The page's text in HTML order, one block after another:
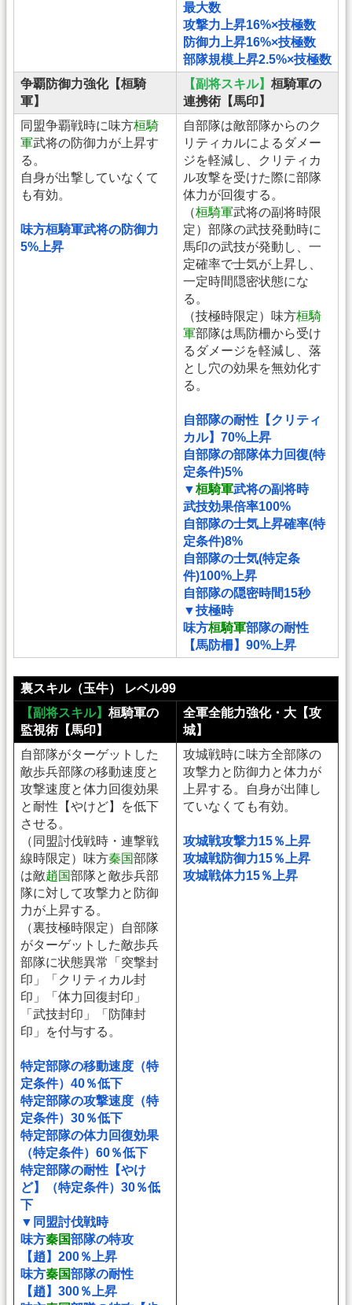
最大数
攻撃力上昇16%×技極数
防御力上昇16%×技極数
部隊規模上昇2.5%×技極数
争覇防御力強化【桓騎
軍】
【副将スキル】 桓騎軍の
連携術【馬印】
同盟争覇戦時に味方桓騎
軍武将の防御力が上昇す
る。
自身が出撃していなくて
も有効。
味方桓騎軍武将の防御力
5%上昇
自部隊は敵部隊からのク
リティカルによるダメー
ジを軽減し、クリティカ
ル攻撃を受けた際に部隊
体力が回復する。
（桓騎軍武将の副将時限
定）部隊の武技発動時に
馬印の武技が発動し、一
定確率で士気が上昇し、
一定時間隠密状態にな
る。
（技極時限定）味方桓騎
軍部隊は馬防柵から受け
るダメージを軽減し、落
とし穴の効果を無効化す
る。
自部隊の耐性【クリティ
カル】70%上昇
自部隊の部隊体力回復(特
定条件)5%
▼桓騎軍武将の副将時
武技効果倍率100%
自部隊の士気上昇確率(特
定条件)8%
自部隊の士気(特定条
件)100%上昇
自部隊の隠密時間15秒
▼技極時
味方桓騎軍部隊の耐性
【馬防柵】90%上昇
裏スキル（玉牛） レベル99
【副将スキル】 桓騎軍の
監視術【馬印】
全軍全能力強化・大【攻
城】
自部隊がターゲットした
敵歩兵部隊の移動速度と
攻撃速度と体力回復効果
と耐性【やけど】を低下
させる。
（同盟討伐戦時・連撃戦
線時限定）味方秦国部隊
は敵趙国部隊と敵歩兵部
隊に対して攻撃力と防御
力が上昇する。
（裏技極時限定）自部隊
がターゲットした敵歩兵
部隊に状態異常「突撃封
印」「クリティカル封
印」「体力回復封印」
「武技封印」「防陣封
印」を付与する。
特定部隊の移動速度（特
定条件）40％低下
特定部隊の攻撃速度（特
定条件）30％低下
特定部隊の体力回復効果
（特定条件）60％低下
特定部隊の耐性【やけ
ど】（特定条件）30％低
下
▼同盟討伐戦時
味方秦国部隊の特攻
【趙】200％上昇
味方秦国部隊の耐性
【趙】300％上昇
攻城戦時に味方全部隊の
攻撃力と防御力と体力が
上昇する。自身が出陣し
ていなくても有効。
攻城戦攻撃力15％上昇
攻城戦防御力15％上昇
攻城戦体力15％上昇